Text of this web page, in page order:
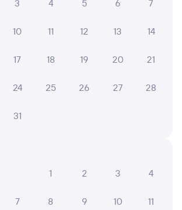
3 4 5 6 7
10 11 12 13 14
17 18 19 20 21
24 25 26 27 28
31
1
2 3 4
7 8 9 10 11